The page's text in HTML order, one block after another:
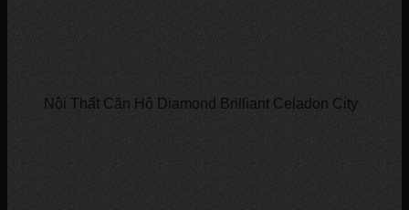
Nội Thất Căn Hộ Diamond Brilliant Celadon City